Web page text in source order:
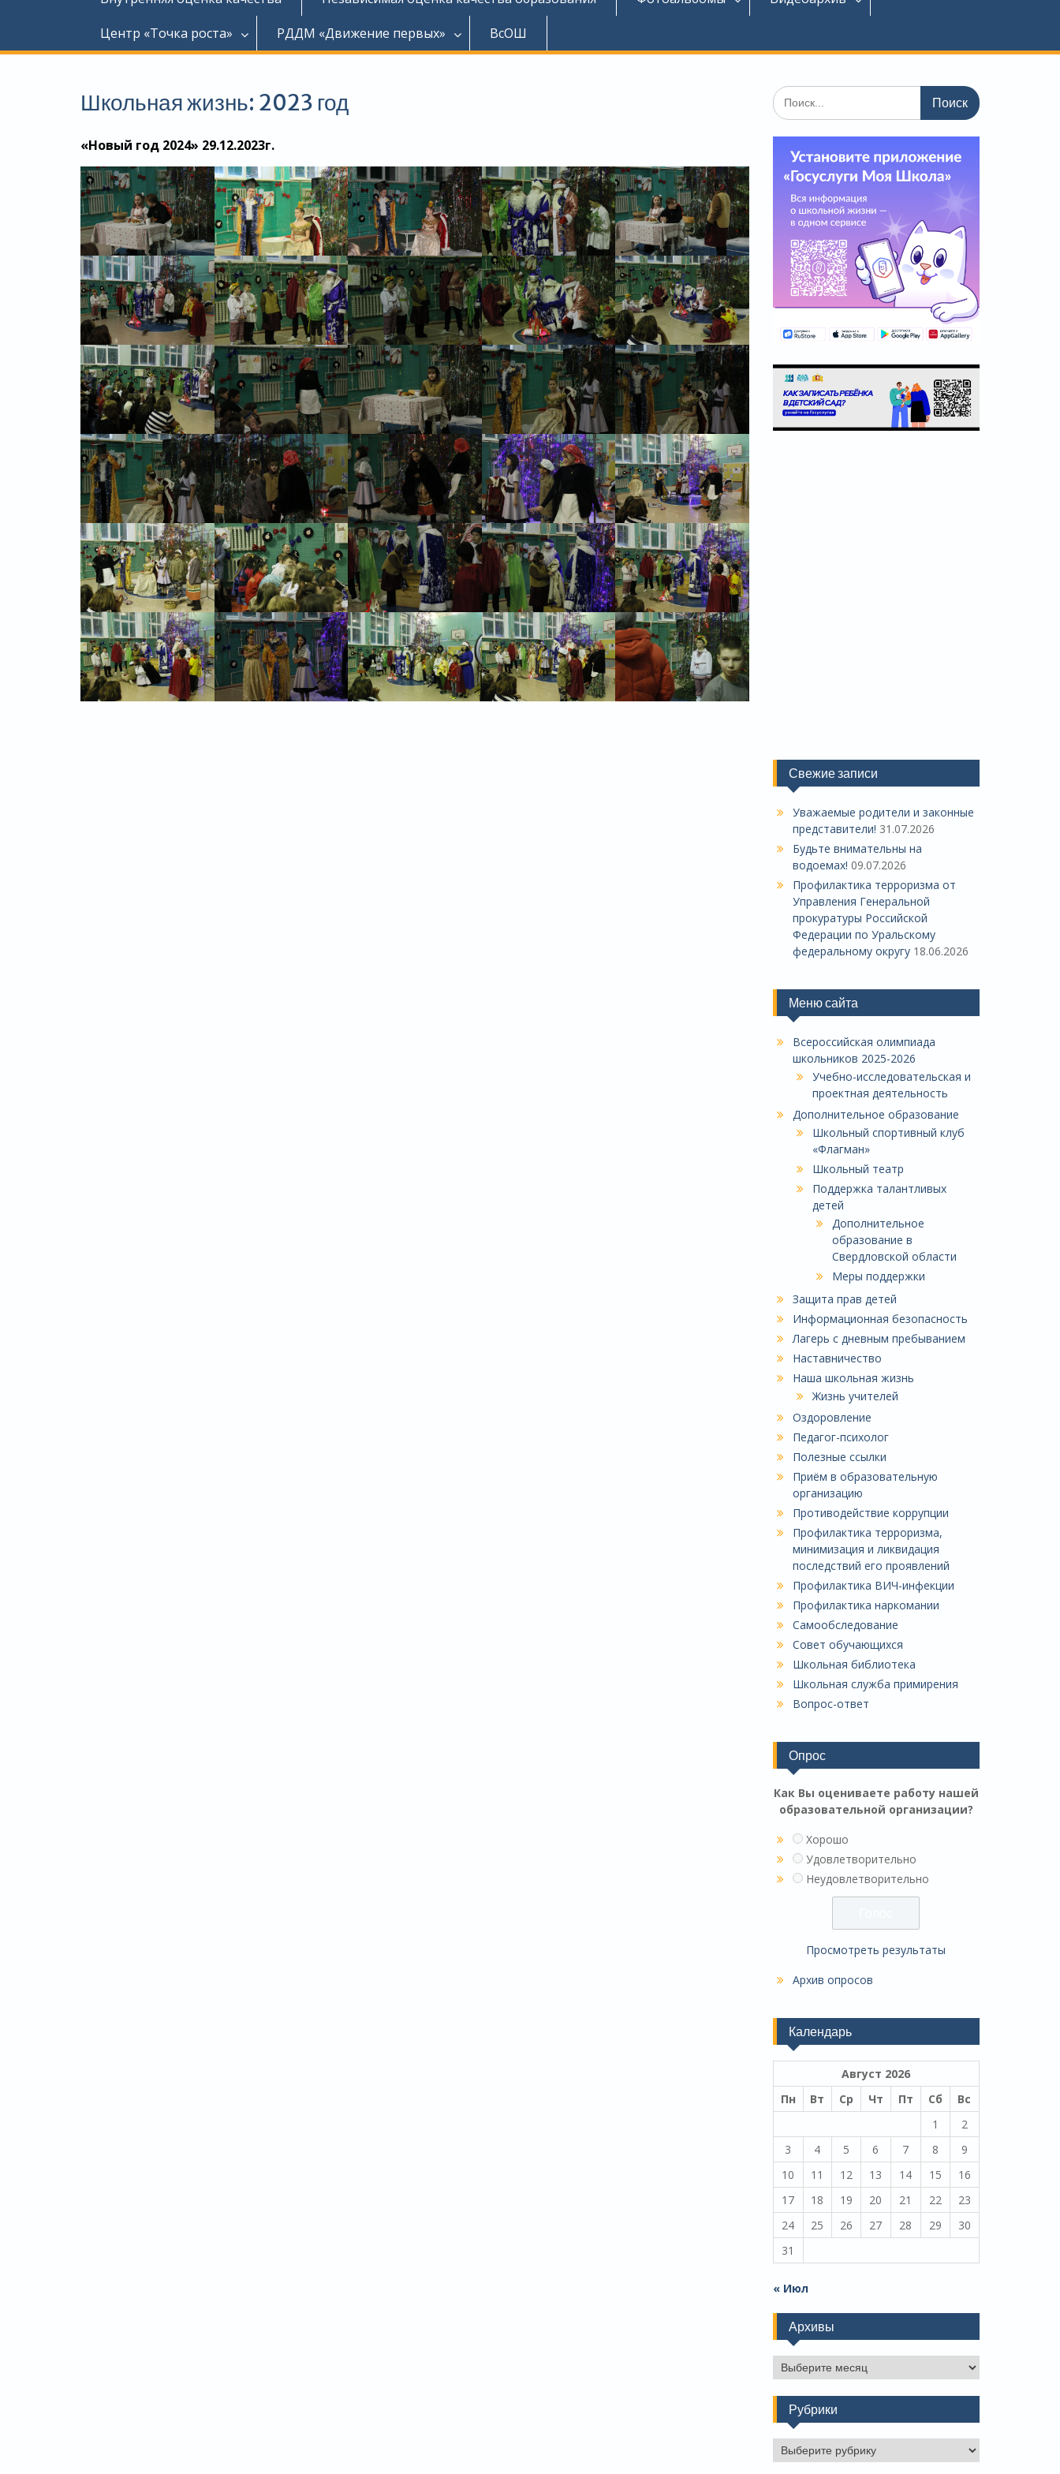
Центр «Точка роста»
РДДМ «Движение первых» ВсОШ
Школьная жизнь: 2023 год
«Новый год 2024» 29.12.2023г.
Поиск
по:
Свежие записи
Уважаемые родители и законные
представители! 31.07.2026
Будьте внимательны на
водоемах! 09.07.2026
Профилактика терроризма от
Управления Генеральной
прокуратуры Российской
Федерации по Уральскому
федеральному округу 18.06.2026
Меню сайта
Всероссийская олимпиада
школьников 2025-2026
Учебно-исследовательская и
проектная деятельность
Дополнительное образование
Школьный спортивный клуб
«Флагман»
Школьный театр
Поддержка талантливых
детей
Дополнительное
образование в
Свердловской области
Меры поддержки
Защита прав детей
Информационная безопасность
Лагерь с дневным пребыванием
Наставничество
Наша школьная жизнь
Жизнь учителей
Оздоровление
Педагог-психолог
Полезные ссылки
Приём в образовательную
организацию
Противодействие коррупции
Профилактика терроризма,
минимизация и ликвидация
последствий его проявлений
Профилактика ВИЧ-инфекции
Профилактика наркомании
Самообследование
Совет обучающихся
Школьная библиотека
Школьная служба примирения
Вопрос-ответ
Опрос
Как Вы оцениваете работу нашей
образовательной организации?
Хорошо
Удовлетворительно
Неудовлетворительно
Просмотреть результаты
Архив опросов
Календарь
Август 2026
Пн
Вт Ср Чт Пт Сб
Вс
1
2
3
4 5 6 7 8
9
10
11 12 13 14 15
16
17
18 19 20 21 22
23
24
25 26 27 28 29
30
31
« Июл
Архивы
Архивы
Рубрики
Рубрики